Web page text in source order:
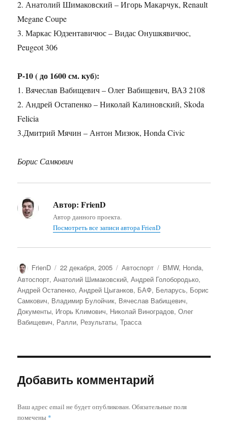
2. Анатолий Шимаковский – Игорь Макарчук, Renault
Megane Coupe
3. Маркас Юдзентавичюс – Видас Онушкявичюс,
Peugeot 306
Р-10 ( до 1600 см. куб):
1. Вячеслав Вабищевич – Олег Вабищевич, ВАЗ 2108
2. Андрей Остапенко – Николай Калиновский, Skoda
Felicia
3.Дмитрий Мячин – Антон Мизюк, Honda Civic
Борис Самкович
Автор: FrienD
Автор данного проекта.
Посмотреть все записи автора FrienD
Автор
FrienD Опубликовано
22 декабря, 2005 Рубрики
Автоспорт Метки
BMW, Honda,
Автоспорт,Анатолий Шимаковский,Андрей Голобородько,
Андрей Остапенко,Андрей Цыганков, БАФ, Беларусь, Борис
Самкович, Владимир Булойчик, Вячеслав Вабищевич,
Документы, Игорь Климович, Николай Виноградов,Олег
Вабищевич, Ралли, Результаты,Трасса
Добавить комментарий
Ваш адрес email не будет опубликован. Обязательные поля
помечены *